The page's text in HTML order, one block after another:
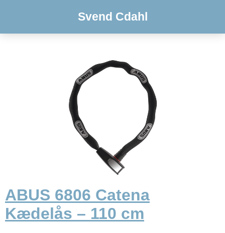
Svend Cdahl
ABUS 6806 Catena
Kædelås – 110 cm